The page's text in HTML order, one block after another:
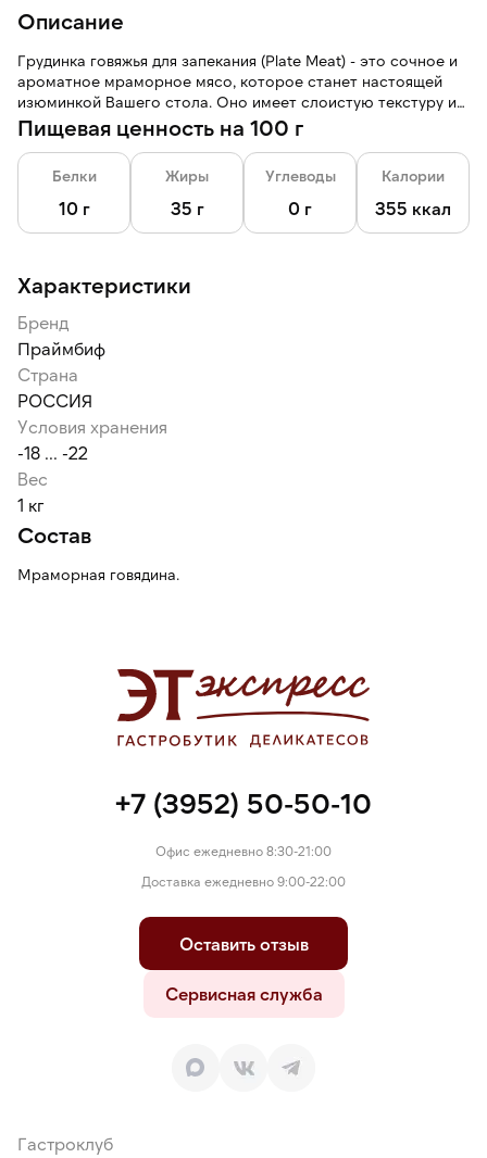
Описание
Грудинка говяжья для запекания (Plate Meat) - это сочное и
ароматное мраморное мясо, которое станет настоящей
изюминкой Вашего стола. Оно имеет слоистую текстуру и
яркий насыщенный аромат.
Пищевая ценность на 100 г
Белки
10 г
Жиры
35 г
Углеводы
0 г
Калории
355 ккал
Характеристики
Бренд
Праймбиф
Страна
РОССИЯ
Условия хранения
-18 ... -22
Вес
1 кг
Состав
Мраморная говядина.
+7 (3952) 50-50-10
Офис ежедневно 8:30-21:00
Доставка ежедневно 9:00-22:00
Оставить отзыв
Сервисная служба
Гастроклуб